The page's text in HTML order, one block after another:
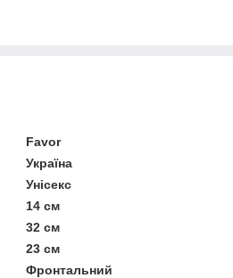
Favor
Україна
Унісекс
14 см
32 см
23 см
Фронтальний